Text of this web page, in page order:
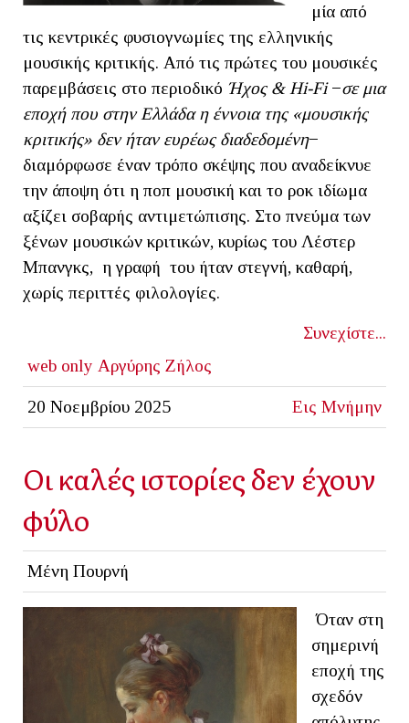
μία από
τις κεντρικές φυσιογνωμίες της ελληνικής
μουσικής κριτικής. Από τις πρώτες του μουσικές
παρεμβάσεις στο περιοδικό Ήχος & Hi-Fi−σε μια
εποχή που στην Ελλάδα η έννοια της «μουσικής
κριτικής» δεν ήταν ευρέως διαδεδομένη−
διαμόρφωσε έναν τρόπο σκέψης που αναδείκνυε
την άποψη ότι η ποπ μουσική και το ροκ ιδίωμα
αξίζει σοβαρής αντιμετώπισης. Στο πνεύμα των
ξένων μουσικών κριτικών, κυρίως του Λέστερ
Μπανγκς, η γραφή του ήταν στεγνή, καθαρή,
χωρίς περιττές φιλολογίες.
Συνεχίστε...
web only Αργύρης Ζήλος
20 Νοεμβρίου 2025 Εις Μνήμην
Οι καλές ιστορίες δεν έχουν
φύλο
Μένη Πουρνή
Όταν στη
σημερινή
εποχή της
σχεδόν